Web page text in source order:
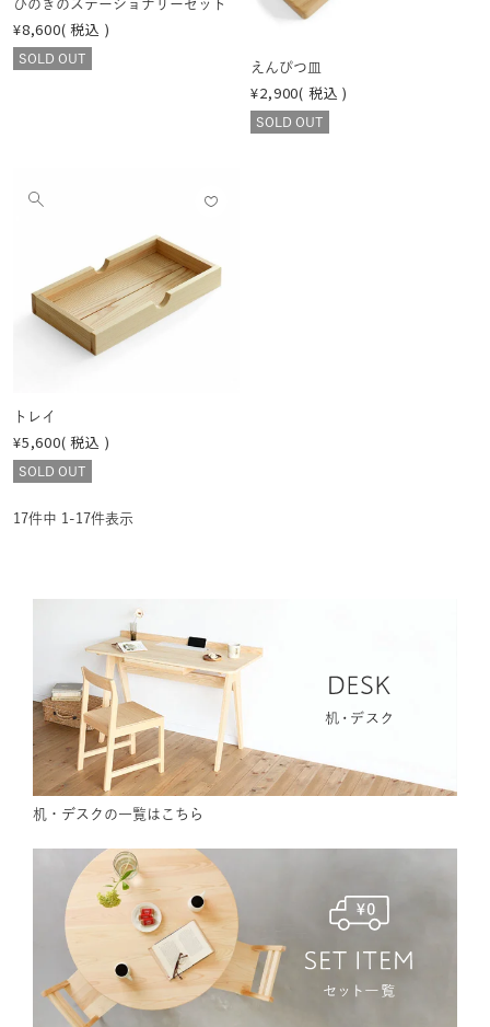
ひのきのステーショナリーセット
¥8,600 税込
SOLD OUT
る
えんぴつ皿
¥2,900 税込
SOLD OUT
他
像
を
トレイ
¥5,600 税込
SOLD OUT
お気
りに
登録
17件中 1 -17件表示
机・デスクの一覧はこちら